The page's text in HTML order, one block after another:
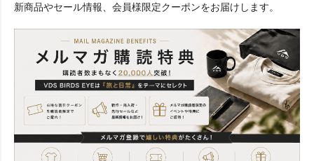
須
新商品やセール情報、会員様限定クーポンをお届けします。